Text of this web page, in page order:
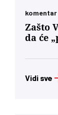
komentar
Zašto
da će
Vidi sve